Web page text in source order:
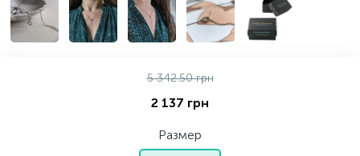
5 342.50 грн
2 137 грн
Размер